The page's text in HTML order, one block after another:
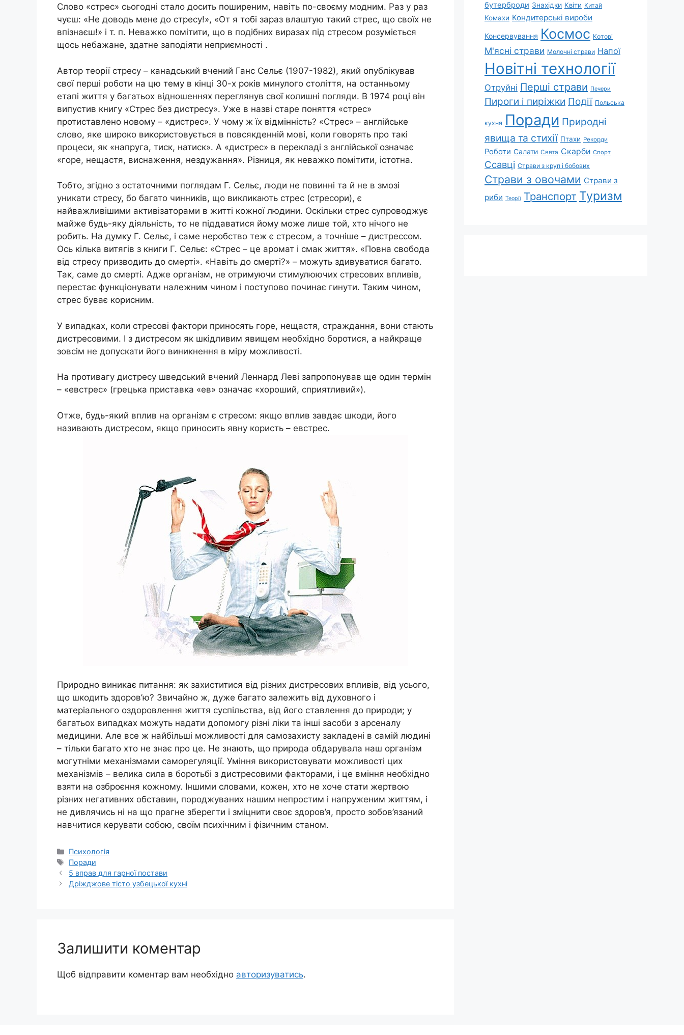
Слово «стрес» сьогодні стало досить поширеним, навіть по-своєму модним. Раз у раз
чуєш: «Не доводь мене до стресу!», «От я тобі зараз влаштую такий стрес, що своїх не
впізнаєш!» і т. п. Неважко помітити, що в подібних виразах під стресом розуміється
щось небажане, здатне заподіяти неприємності .
Автор теорії стресу – канадський вчений Ганс Сельє (1907-1982), який опублікував
свої перші роботи на цю тему в кінці 30-х років минулого століття, на останньому
етапі життя у багатьох відношеннях переглянув свої колишні погляди. В 1974 році він
випустив книгу «Стрес без дистресу». Уже в назві старе поняття «стрес»
протиставлено новому – «дистрес». У чому ж їх відмінність? «Стрес» – англійське
слово, яке широко використовується в повсякденній мові, коли говорять про такі
процеси, як «напруга, тиск, натиск». А «дистрес» в перекладі з англійської означає
«горе, нещастя, виснаження, нездужання». Різниця, як неважко помітити, істотна.
Тобто, згідно з остаточними поглядам Г. Сельє, люди не повинні та й не в змозі
уникати стресу, бо багато чинників, що викликають стрес (стресори), є
найважливішими активізаторами в житті кожної людини. Оскільки стрес супроводжує
майже будь-яку діяльність, то не піддаватися йому може лише той, хто нічого не
робить. На думку Г. Сельє, і саме неробство теж є стресом, а точніше – дистрессом.
Ось кілька витягів з книги Г. Сельє: «Стрес – це аромат і смак життя». «Повна свобода
від стресу призводить до смерті». «Навіть до смерті?» – можуть здивуватися багато.
Так, саме до смерті. Адже організм, не отримуючи стимулюючих стресових впливів,
перестає функціонувати належним чином і поступово починає гинути. Таким чином,
стрес буває корисним.
У випадках, коли стресові фактори приносять горе, нещастя, страждання, вони стають
дистресовими. І з дистресом як шкідливим явищем необхідно боротися, а найкраще
зовсім не допускати його виникнення в міру можливості.
На противагу дистресу шведський вчений Леннард Леві запропонував ще один термін
– «евстрес» (грецька приставка «ев» означає «хороший, сприятливий»).
Отже, будь-який вплив на організм є стресом: якщо вплив завдає шкоди, його
називають дистресом, якщо приносить явну користь – евстрес.
Природно виникає питання: як захиститися від різних дистресових впливів, від усього,
що шкодить здоров’ю? Звичайно ж, дуже багато залежить від духовного і
матеріального оздоровлення життя суспільства, від його ставлення до природи; у
багатьох випадках можуть надати допомогу різні ліки та інші засоби з арсеналу
медицини. Але все ж найбільші можливості для самозахисту закладені в самій людині
– тільки багато хто не знає про це. Не знають, що природа обдарувала наш організм
могутніми механізмами саморегуляції. Уміння використовувати можливості цих
механізмів – велика сила в боротьбі з дистресовими факторами, і це вміння необхідно
взяти на озброєння кожному. Іншими словами, кожен, хто не хоче стати жертвою
різних негативних обставин, породжуваних нашим непростим і напруженим життям, і
не дивлячись ні на що прагне зберегти і зміцнити своє здоров’я, просто зобов’язаний
навчитися керувати собою, своїм психічним і фізичним станом.
Категорії
Психологія
Позначки
Поради
5 вправ для гарної постави
Дріжджове тісто узбецької кухні
Залишити коментар
Щоб відправити коментар вам необхідно авторизуватись.
бутерброди Знахідки Квіти Китай
Комахи Кондитерські вироби
Консервування Космос Котові
М'ясні страви Молочні страви Напої
Новітні технології
Отруйні Перші страви Печери
Пироги і пиріжки Події Польська
кухня Поради Природні
явища та стихії Птахи Рекорди
Роботи Салати Свята Скарби Спорт
Ссавці Страви з круп і бобових
Страви з овочами Страви з
риби Теорії Транспорт Туризм